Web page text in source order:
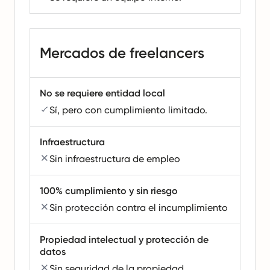
Mercados de freelancers
No se requiere entidad local
Sí, pero con cumplimiento limitado.
Infraestructura
Sin infraestructura de empleo
100% cumplimiento y sin riesgo
Sin protección contra el incumplimiento
Propiedad intelectual y protección de
datos